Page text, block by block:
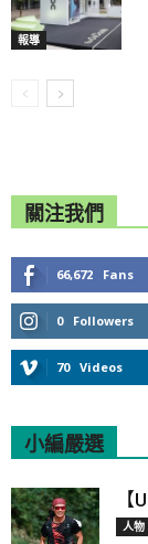
報導
關注我們
66,672 Fans
0 Followers
70 Videos
小編嚴選
人物